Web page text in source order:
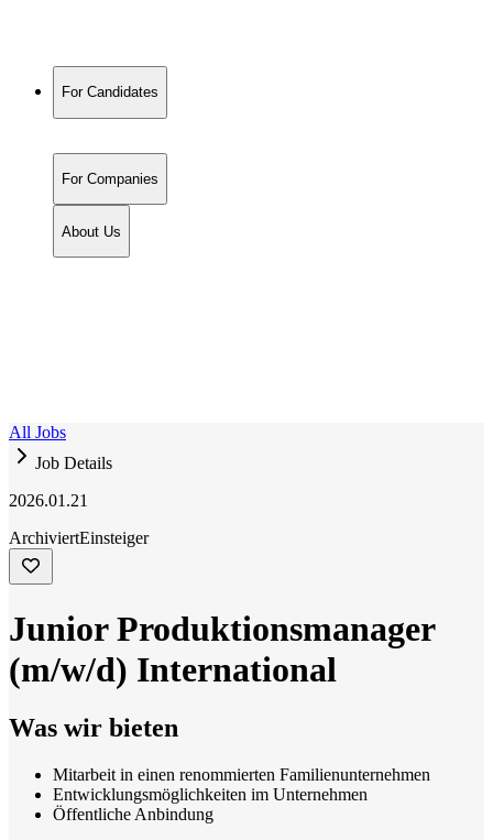
For Candidates
For Companies
About Us
All Jobs
Job Details
2026.01.21
ArchiviertEinsteiger
Junior Produktionsmanager
(m/w/d) International
Was wir bieten
Mitarbeit in einen renommierten Familienunternehmen
Entwicklungsmöglichkeiten im Unternehmen
Öffentliche Anbindung